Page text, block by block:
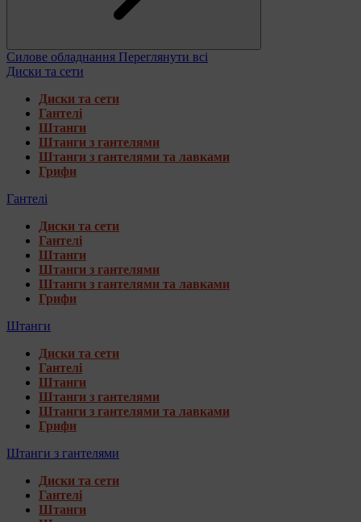
Силове обладнання Переглянути всі
Диски та сети
Диски та сети
Гантелі
Штанги
Штанги з гантелями
Штанги з гантелями та лавками
Грифи
Гантелі
Диски та сети
Гантелі
Штанги
Штанги з гантелями
Штанги з гантелями та лавками
Грифи
Штанги
Диски та сети
Гантелі
Штанги
Штанги з гантелями
Штанги з гантелями та лавками
Грифи
Штанги з гантелями
Диски та сети
Гантелі
Штанги